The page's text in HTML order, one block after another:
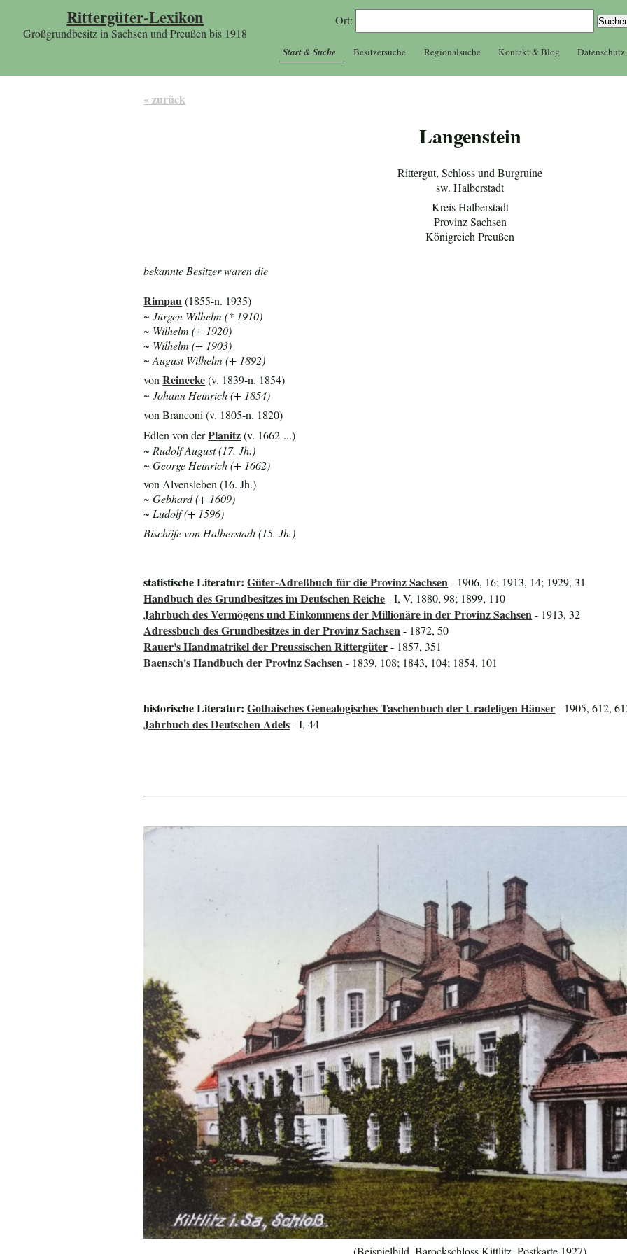
Rittergüter-Lexikon
Großgrundbesitz in Sachsen und Preußen bis 1918
Ort:
Start & Suche Besitzersuche Regionalsuche Kontakt & Blog Datenschutz
« zurück
Langenstein
Rittergut, Schloss und Burgruine
sw. Halberstadt
Kreis Halberstadt
Provinz Sachsen
Königreich Preußen
bekannte Besitzer waren die
Rimpau (1855-n. 1935)
~ Jürgen Wilhelm (* 1910)
~ Wilhelm (+ 1920)
~ Wilhelm (+ 1903)
~ August Wilhelm (+ 1892)
vonReinecke(v. 1839-n. 1854)
~ Johann Heinrich (+ 1854)
von Branconi (v. 1805-n. 1820)
Edlen von derPlanitz(v. 1662-...)
~ Rudolf August (17. Jh.)
~ George Heinrich (+ 1662)
von Alvensleben (16. Jh.)
~ Gebhard (+ 1609)
~ Ludolf (+ 1596)
Bischöfe von Halberstadt (15. Jh.)
statistische Literatur:Güter-Adreßbuch für die Provinz Sachsen- 1906, 16; 1913, 14; 1929, 31
Handbuch des Grundbesitzes im Deutschen Reiche- I, V, 1880, 98; 1899, 110
Jahrbuch des Vermögens und Einkommens der Millionäre in der Provinz Sachsen- 1913, 32
Adressbuch des Grundbesitzes in der Provinz Sachsen- 1872, 50
Rauer's Handmatrikel der Preussischen Rittergüter- 1857, 351
Baensch's Handbuch der Provinz Sachsen- 1839, 108; 1843, 104; 1854, 101
historische Literatur:Gothaisches Genealogisches Taschenbuch der Uradeligen Häuser- 1905, 612,
Jahrbuch des Deutschen Adels- I, 44
(Beispielbild, Barockschloss Kittlitz, Postkarte 1927)